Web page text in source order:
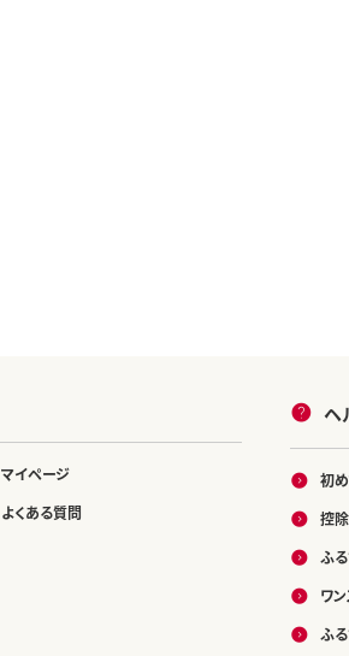
マイページ
よくある質問
ヘ
初
控
ふ
ワ
ふる